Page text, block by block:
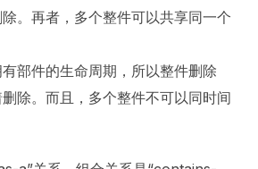
。再者，多个整件可以共享同一个
部件的生命周期，所以整件删除
除。而且，多个整件不可以同时间